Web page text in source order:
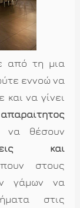
από τη μια
εννοώ να
να γίνει
να θέσουν
και
στους
γάμων να
στις